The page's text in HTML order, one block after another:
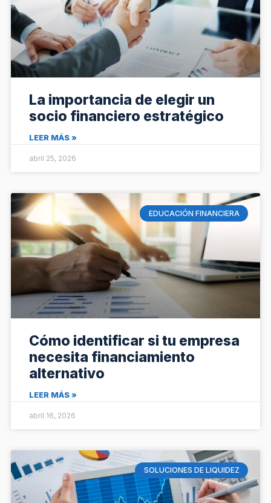
La importancia de elegir un
socio financiero estratégico
LEER MÁS »
abril 25, 2026
EDUCACIÓN FINANCIERA
Cómo identificar si tu empresa
necesita financiamiento
alternativo
LEER MÁS »
abril 16, 2026
SOLUCIONES DE LIQUIDEZ